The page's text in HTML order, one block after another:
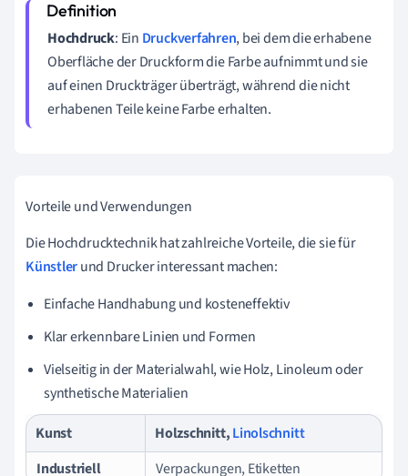
Hochdruck: Ein Druckverfahren, bei dem die erhabene
Oberfläche der Druckform die Farbe aufnimmt und sie
auf einen Druckträger überträgt, während die nicht
erhabenen Teile keine Farbe erhalten.
Vorteile und Verwendungen
Die Hochdrucktechnik hat zahlreiche Vorteile, die sie für
Künstlerund Drucker interessant machen:
Einfache Handhabung und kosteneffektiv
Klar erkennbare Linien und Formen
Vielseitig in der Materialwahl, wie Holz, Linoleum oder
synthetische Materialien
Kunst
Holzschnitt,Linolschnitt
Industriell
Verpackungen, Etiketten